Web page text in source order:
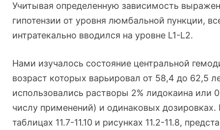
Учитывая определенную зависимость
гипотензии от уровня люмбальной пункции,
интратекально вводился на уровне L1-L2.
Нами изучалось состояние центральной
возраст которых варьировал от 58,4 до 62,5
использовались растворы 2% лидокаина или
числу применений) и одинаковых
таблицах 11.7-11.10 и рисунках 11.2-11.8,